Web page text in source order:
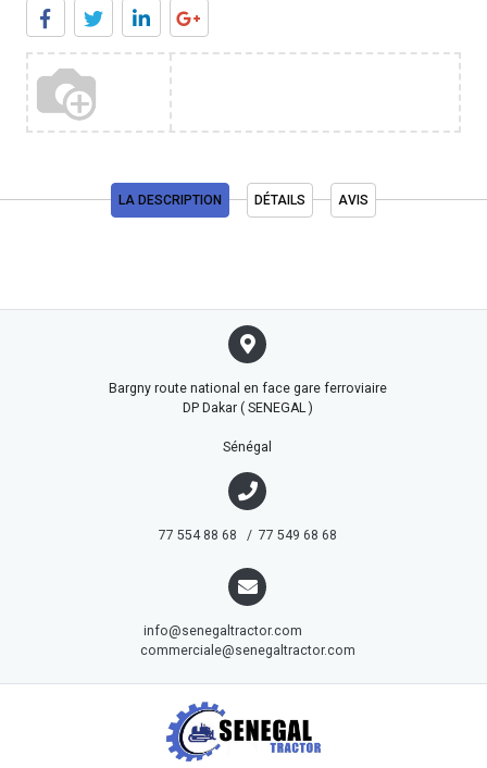
LA DESCRIPTION DÉTAILS AVIS
Bargny route national en face gare ferroviaire
DP Dakar ( SENEGAL )
Sénégal
77 554 88 68 / 77 549 68 68
info@senegaltractor.com
commerciale@senegaltractor.com